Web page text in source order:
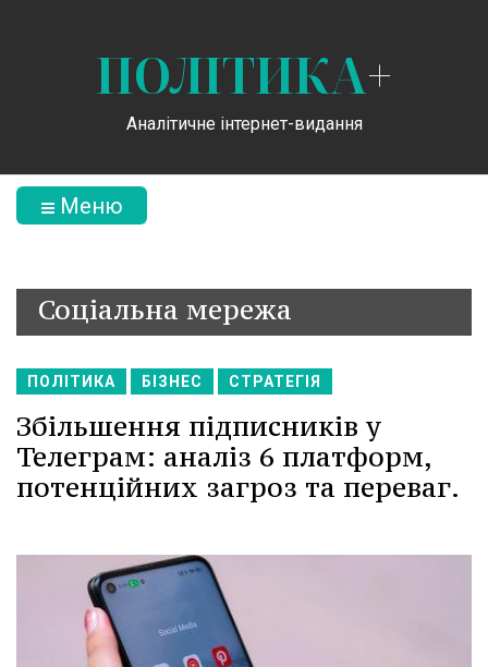
ПОЛІТИКА+
Аналітичне інтернет-видання
Меню
Соціальна мережа
ПОЛІТИКА БІЗНЕС СТРАТЕГІЯ
Збільшення підписників у
Телеграм: аналіз 6 платформ,
потенційних загроз та переваг.